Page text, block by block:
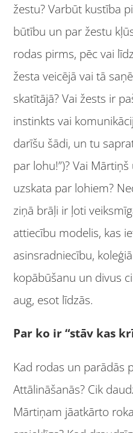
žestu? Varbūt kustība
būtību un par žestu
rodas pirms, pēc vai
žesta veicējā vai tā
skatītājā? Vai žests ir
instinkts vai
darīšu šādi, un tu
par lohu!”)? Vai
uzskata par lohiem?
ziņā brāļi ir ļoti
attiecību modelis, kas
asinsradniecību,
kopābūšanu un divus
aug, esot līdzās.
Par ko ir “stāv kas
Kad rodas un parādās
Attālināšanās? Cik
Mārtiņam jāatkārto